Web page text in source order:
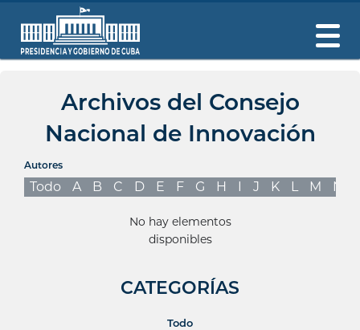
Archivos del Consejo
Nacional de Innovación
Autores
Todo A B C D E F G H I J K L M N
No hay elementos
disponibles
CATEGORÍAS
Todo